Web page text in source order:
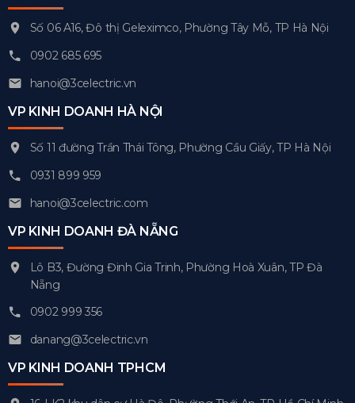
Số 06 A16, Đô thị Geleximco, Phường Tây Mỗ, TP Hà Nội
0902 685 695
hanoi@3celectric.vn
VP KINH DOANH HÀ NỘI
Số 11 đường Trần Thái Tông, Phường Cầu Giấy, TP Hà Nội
0931 899 959
hanoi@3celectric.com
VP KINH DOANH ĐÀ NẴNG
Lô B3, Đường Đinh Gia Trinh, Phường Hoà Xuân, TP Đà
Nẵng
0902 999 356
danang@3celectric.vn
VP KINH DOANH TPHCM